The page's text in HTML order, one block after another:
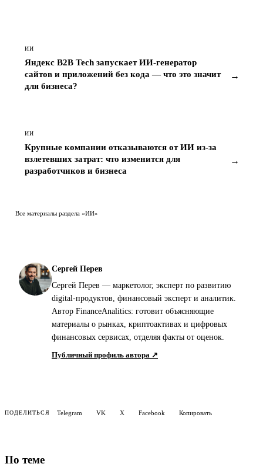
ИИ
Яндекс B2B Tech запускает ИИ-генератор
сайтов и приложений без кода — что это значит
для бизнеса?
→
ИИ
Крупные компании отказываются от ИИ из-за
взлетевших затрат: что изменится для
разработчиков и бизнеса
→
Все материалы раздела «ИИ»
Сергей Перев
Сергей Перев — маркетолог, эксперт по развитию
digital-продуктов, финансовый эксперт и аналитик.
Автор FinanceAnalitics: готовит объясняющие
материалы о рынках, криптоактивах и цифровых
финансовых сервисах, отделяя факты от оценок.
Публичный профиль автора ↗
ПОДЕЛИТЬСЯ Telegram VK X Facebook Копировать
По теме